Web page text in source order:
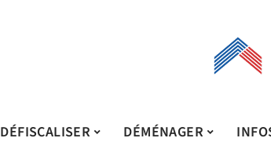
DÉFISCALISER DÉMÉNAGER